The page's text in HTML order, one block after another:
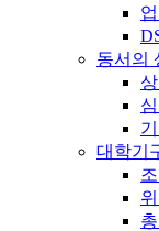
동서의
대학기